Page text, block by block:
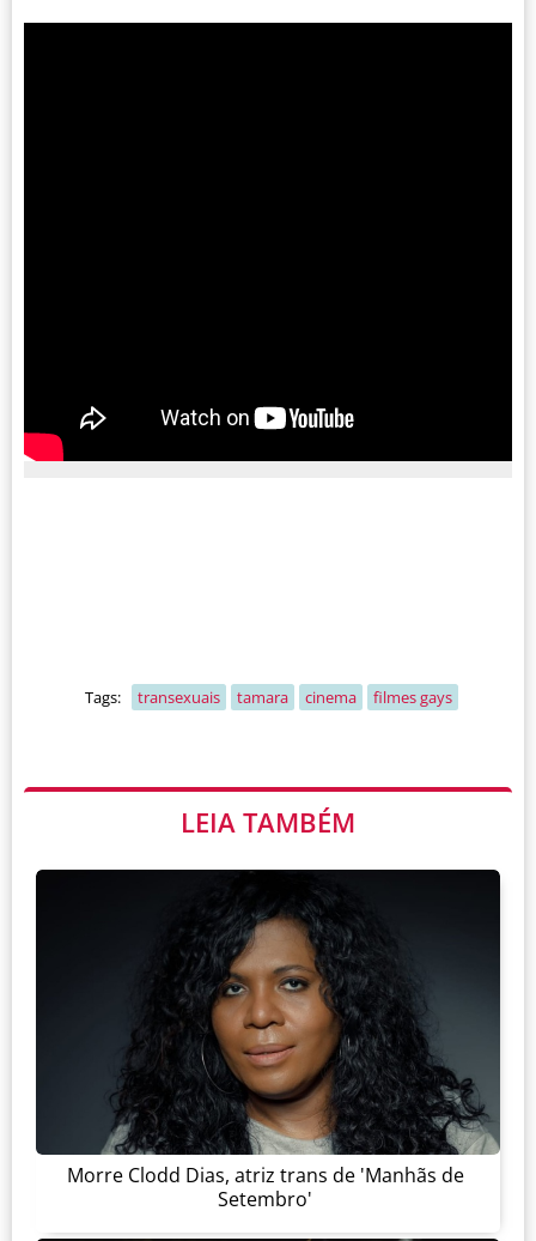
Tags: transexuais tamara cinema filmes gays
LEIA TAMBÉM
Morre Clodd Dias, atriz trans de 'Manhãs de
Setembro'